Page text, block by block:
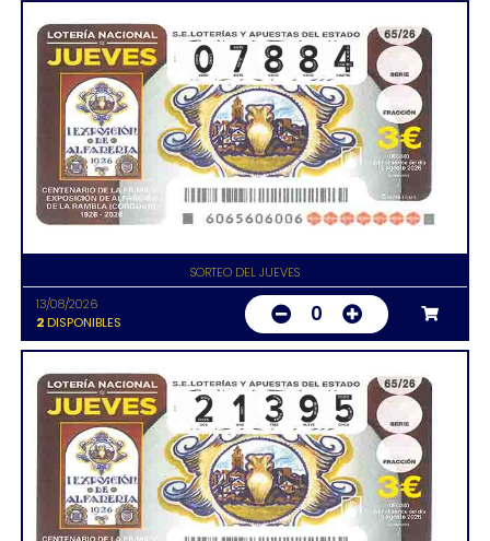
SORTEO DEL JUEVES
13/08/2026
2DISPONIBLES 0